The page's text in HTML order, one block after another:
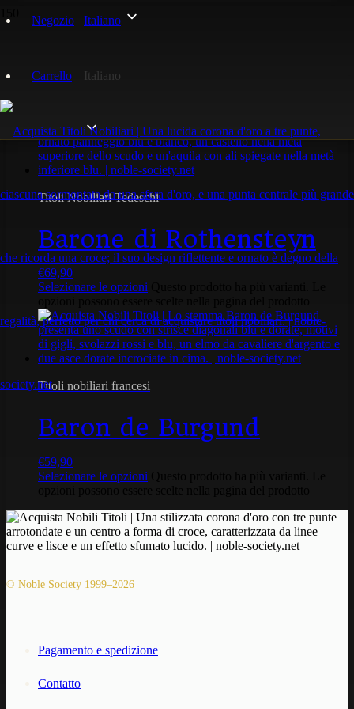
Negozio
Carrello
Italiano
Italiano
Visualizzazione di 2 risultati
Titoli Nobiliari Tedeschi
Barone di Rothensteyn
€69,90
Selezionare le opzioni
Titoli nobiliari francesi
Baron de Burgund
€59,90
Selezionare le opzioni
© Noble Society 1999–2026
Pagamento e spedizione
Contatto